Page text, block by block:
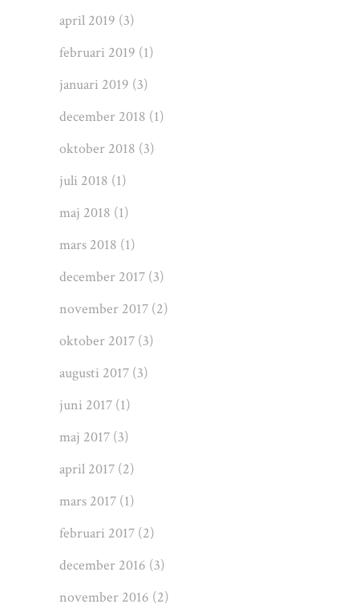
april 2019 (3)
februari 2019 (1)
januari 2019 (3)
december 2018 (1)
oktober 2018 (3)
juli 2018 (1)
maj 2018 (1)
mars 2018 (1)
december 2017 (3)
november 2017 (2)
oktober 2017 (3)
augusti 2017 (3)
juni 2017 (1)
maj 2017 (3)
april 2017 (2)
mars 2017 (1)
februari 2017 (2)
december 2016 (3)
november 2016 (2)